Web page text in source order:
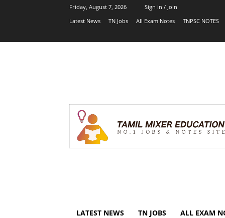
Friday, August 7, 2026
Sign in / Join
Latest News
TN Jobs All Exam Notes TNPSC NOTES
LATEST NEWS TN JOBS ALL EXAM